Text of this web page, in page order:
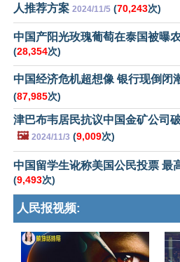
人推荐方案 2024/11/5 (70,243次)
中国产阳光玫瑰葡萄在泰国被曝
(28,354次)
中国经济危机超想像 银行现倒闭
(87,985次)
津巴布韦居民抗议中国金矿公司
🖼️ 2024/11/3 (9,009次)
中国留学生讹称美国公民投票 最
(9,493次)
人民报视频: